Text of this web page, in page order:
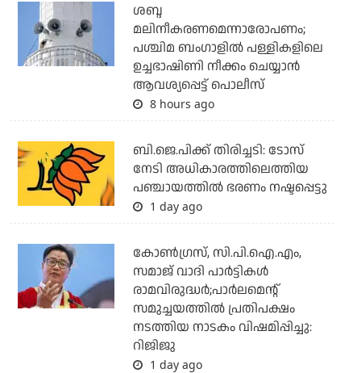
ശബ്ദ
മലിനീകരണമെന്നാരോപണം;
പശ്ചിമ ബംഗാളില്‍ പള്ളികളിലെ
ഉച്ചഭാഷിണി നീക്കം ചെയ്യാന്‍
ആവശ്യപ്പെട്ട് പൊലീസ്
8 hours ago
ബി.ജെ.പിക്ക് തിരിച്ചടി: ടോസ്
നേടി അധികാരത്തിലെത്തിയ
പഞ്ചായത്തില്‍ ഭരണം നഷ്ടപ്പെട്ടു
1 day ago
കോണ്‍ഗ്രസ്, സി.പി.ഐ.എം,
സമാജ് വാദി പാര്‍ട്ടികള്‍
രാമവിരുദ്ധര്‍;പാര്‍ലമെന്റ്
സമുച്ചയത്തില്‍ പ്രതിപക്ഷം
നടത്തിയ നാടകം വിഷമിപ്പിച്ചു:
റിജിജു
1 day ago